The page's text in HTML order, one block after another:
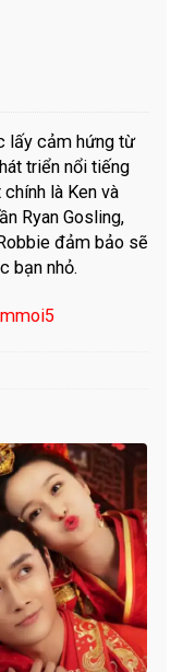
lấy cảm hứng từ
triển nổi tiếng
là Ken và
Ryan Gosling,
đảm bảo sẽ
bạn nhỏ.